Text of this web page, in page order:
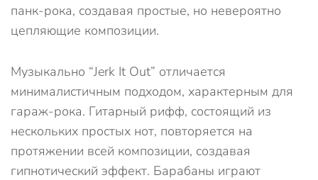
панк-рока, создавая простые, но невероятно
цепляющие композиции.
Музыкально “Jerk It Out” отличается
минималистичным подходом, характерным для
гараж-рока. Гитарный рифф, состоящий из
нескольких простых нот, повторяется на
протяжении всей композиции, создавая
гипнотический эффект. Барабаны играют